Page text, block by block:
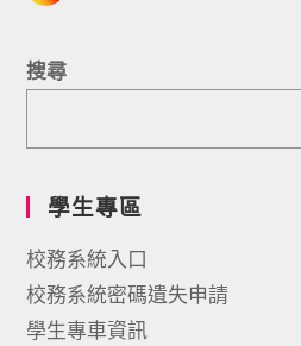
搜尋
學生專區
校務系統入口
校務系統密碼遺失申請
學生專車資訊